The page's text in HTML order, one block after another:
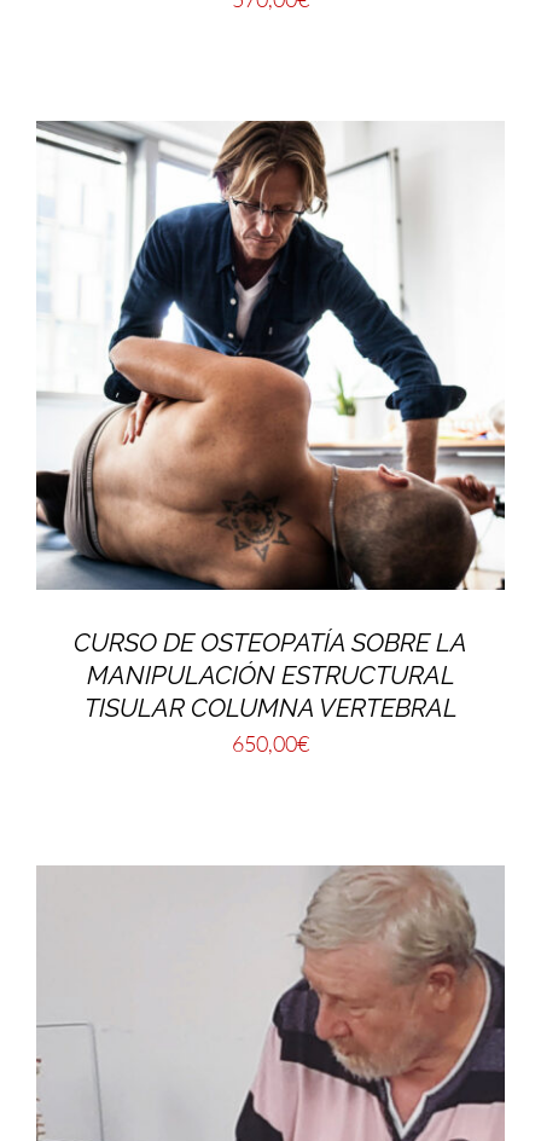
CURSO DE OSTEOPATÍA SOBRE LA
MANIPULACIÓN ESTRUCTURAL
TISULAR COLUMNA VERTEBRAL
650,00€